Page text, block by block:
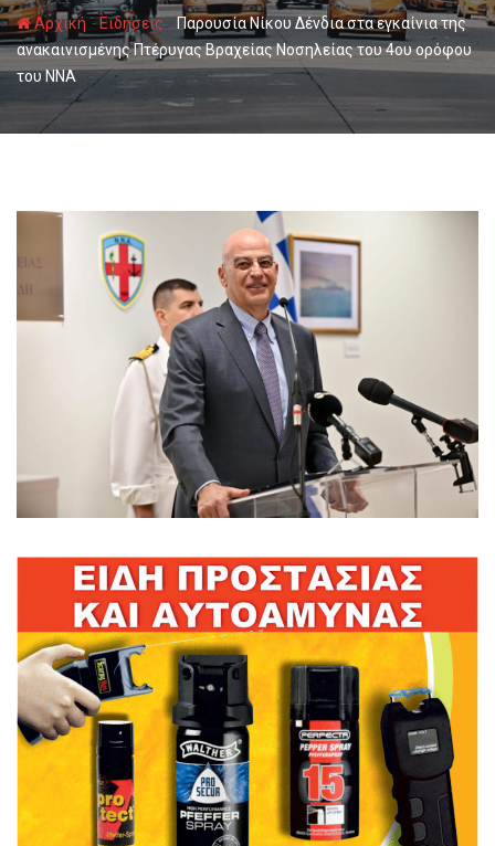
Αρχική -Ειδήσεις-Παρουσία Νίκου Δένδια στα εγκαίνια της
ανακαινισμένης Πτέρυγας Βραχείας Νοσηλείας του 4ου ορόφου
του ΝΝΑ